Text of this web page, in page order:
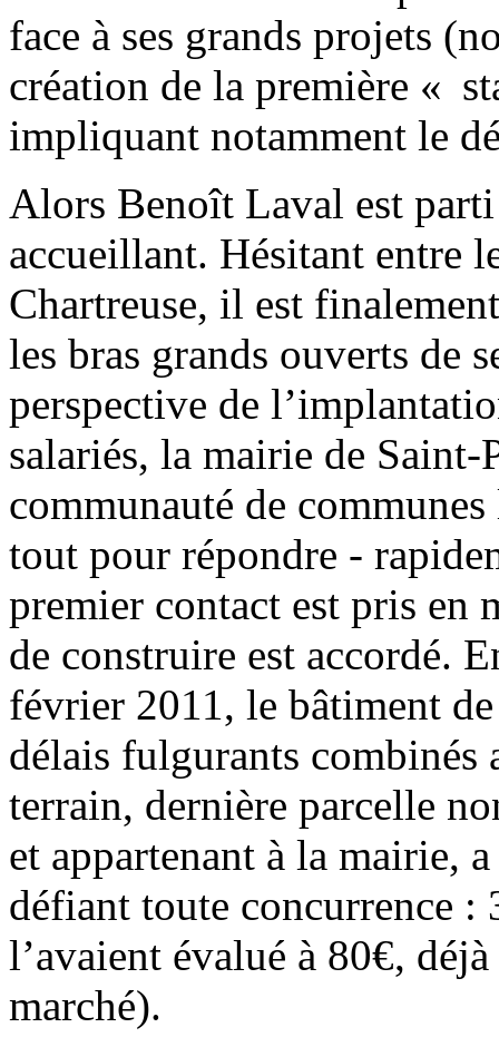
face à ses grands projets
création de la première «
impliquant notamment le
Alors Benoît Laval est
accueillant. Hésitant entre
Chartreuse, il est
les bras grands ouverts de
perspective de
salariés, la mairie de Saint-
communauté de
tout pour répondre -
premier contact est pris en
de construire est accordé.
février 2011, le bâtiment
délais fulgurants combinés
terrain, dernière parcelle
et appartenant à la mairie,
défiant toute concurrence :
l’avaient évalué à 80€,
marché).